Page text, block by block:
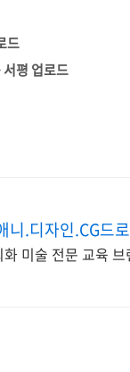
드
평 업로드
니.디자인.CG드
미술 전문 교육